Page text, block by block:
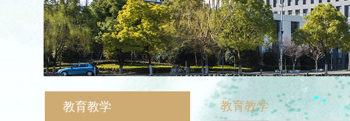
教育教学 教育教学